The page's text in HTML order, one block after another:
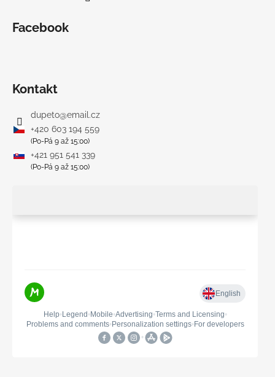
Facebook
Kontakt
dupeto@email.cz
+420 603 194 559
(Po-Pá 9 až 15:00)
+421 951 541 339
(Po-Pá 9 až 15:00)